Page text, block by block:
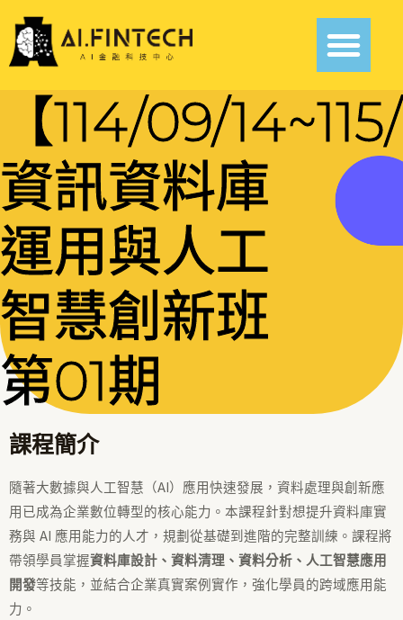
【114/09/
資訊資料庫
運用與人工
智慧創新班
第01期
課程簡介
隨著大數據與人工智慧（AI）應用快速發展，資料處理與創新應
用已成為企業數位轉型的核心能力。本課程針對想提升資料庫實
務與 AI 應用能力的人才，規劃從基礎到進階的完整訓練。課程將
帶領學員掌握資料庫設計、資料清理、資料分析、人工智慧應用
開發等技能，並結合企業真實案例實作，強化學員的跨域應用能
力。